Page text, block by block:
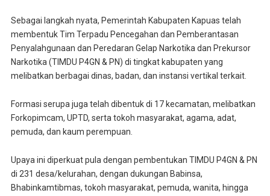
Sebagai langkah nyata, Pemerintah Kabupaten Kapuas telah
membentuk Tim Terpadu Pencegahan dan Pemberantasan
Penyalahgunaan dan Peredaran Gelap Narkotika dan Prekursor
Narkotika (TIMDU P4GN & PN) di tingkat kabupaten yang
melibatkan berbagai dinas, badan, dan instansi vertikal terkait.
Formasi serupa juga telah dibentuk di 17 kecamatan, melibatkan
Forkopimcam, UPTD, serta tokoh masyarakat, agama, adat,
pemuda, dan kaum perempuan.
Upaya ini diperkuat pula dengan pembentukan TIMDU P4GN & PN
di 231 desa/kelurahan, dengan dukungan Babinsa,
Bhabinkamtibmas, tokoh masyarakat, pemuda, wanita, hingga